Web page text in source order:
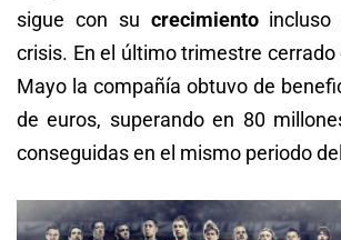
sigue con su crecimientoincluso
crisis. En el último trimestre cerrado
Mayo la compañía obtuvo de
de euros, superando en 80
conseguidas en el mismo periodo